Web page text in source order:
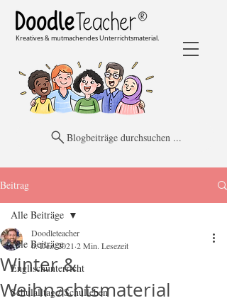
Kreatives & mutmachendes Unterrichtsmaterial.
Blogbeiträge durchsuchen ...
Beitrag
Alle Beiträge
Englischunterricht
Schulalltag / Schulleben
Alle Beiträge
Winter &
Weihnachtsmaterial
Doodleteacher
6. Dez. 2021 2 Min. Lesezeit